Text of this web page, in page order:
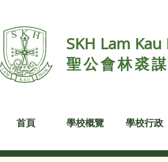
SKH Lam
聖公會林裘
首頁 學校概覽 學校行政